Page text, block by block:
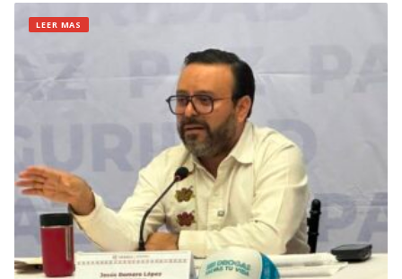
LEER MAS